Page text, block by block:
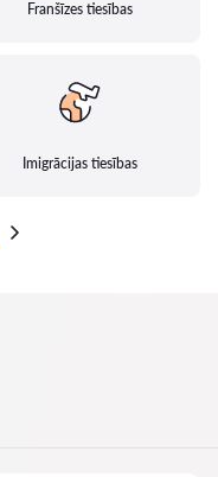
Franšīzes tiesības
Imigrācijas tiesības